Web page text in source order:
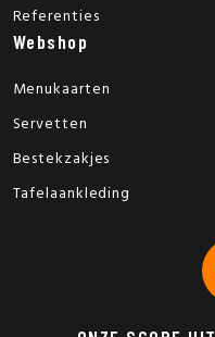
Referenties
Webshop
Menukaarten
Servetten
Bestekzakjes
Tafelaankleding